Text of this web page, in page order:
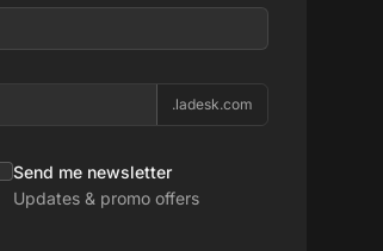
.ladesk.com
Send me newsletter
Updates & promo offers